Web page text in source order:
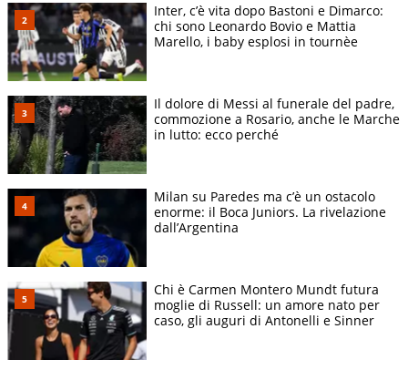
Inter, c’è vita dopo Bastoni e Dimarco:
chi sono Leonardo Bovio e Mattia
Marello, i baby esplosi in tournèe
Il dolore di Messi al funerale del padre,
commozione a Rosario, anche le Marche
in lutto: ecco perché
Milan su Paredes ma c’è un ostacolo
enorme: il Boca Juniors. La rivelazione
dall’Argentina
Chi è Carmen Montero Mundt futura
moglie di Russell: un amore nato per
caso, gli auguri di Antonelli e Sinner